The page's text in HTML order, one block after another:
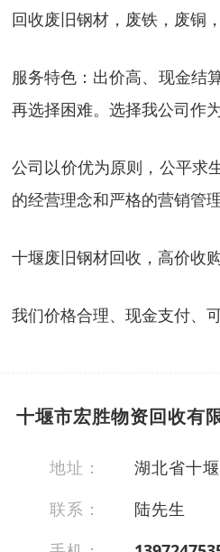
回收废旧钢材，废铁，废铜
服务特色：出价高、现金结
再选择困难。选择我公司作
公司以价优为原则，公平求
的经营理念和严格的营销管
十堰废旧钢材回收，高价收
我们价格合理、现金支付、
十堰市宏胜物资回收有
地址：
湖北省十
联系：
陆先生